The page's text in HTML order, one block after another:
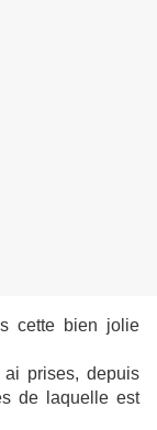
cette bien jolie
prises, depuis
de laquelle est